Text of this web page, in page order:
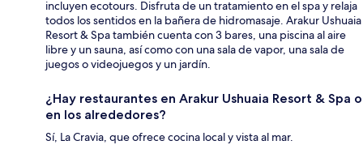
incluyen ecotours. Disfruta de un tratamiento en el spa y relaja
todos los sentidos en la bañera de hidromasaje. Arakur Ushuaia
Resort & Spa también cuenta con 3 bares, una piscina al aire
libre y un sauna, así como con una sala de vapor, una sala de
juegos o videojuegos y un jardín.
¿Hay restaurantes en Arakur Ushuaia Resort & Spa o
en los alrededores?
Sí, La Cravia, que ofrece cocina local y vista al mar.